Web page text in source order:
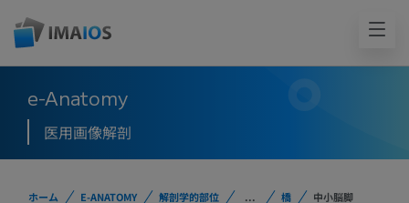
e-Anatomy
医用画像解剖
ホーム E-ANATOMY 解剖学的部位 ... 橋 中小脳脚